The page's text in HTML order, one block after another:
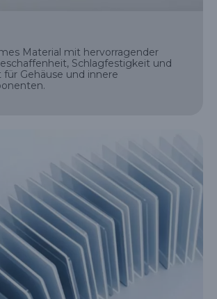
Material mit hervorragender
Schlagfestigkeit und
für Gehäuse und innere